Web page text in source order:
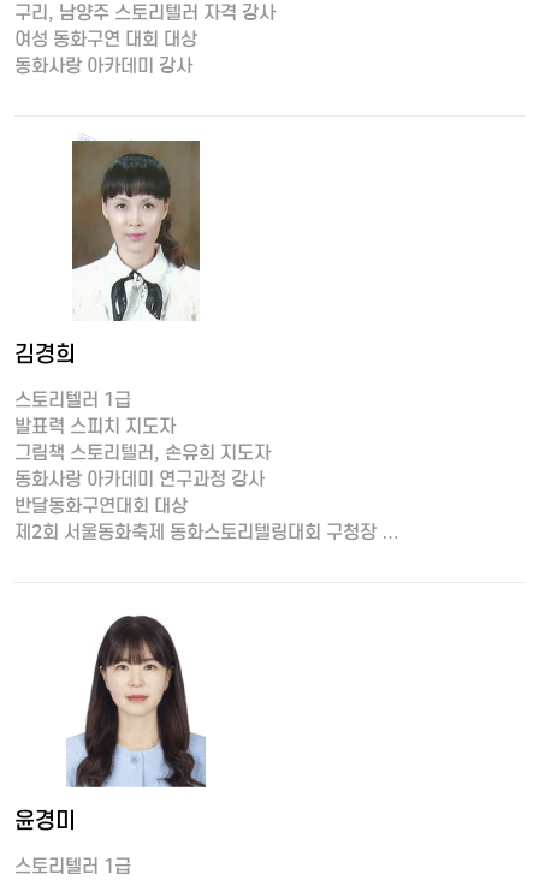
구리, 남양주 스토리텔러 자격 강사
여성 동화구연 대회 대상
동화사랑 아카데미 강사
김경희
스토리텔러 1급
발표력 스피치 지도자
그림책 스토리텔러, 손유희 지도자
동화사랑 아카데미 연구과정 강사
반달동화구연대회 대상
제2회 서울동화축제 동화스토리텔링대회 구청장 …
윤경미
스토리텔러 1급